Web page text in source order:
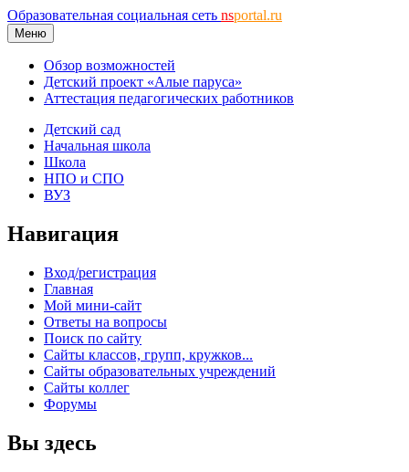
Образовательная социальная сеть nsportal.ru
Меню
Обзор возможностей
Детский проект «Алые паруса»
Аттестация педагогических работников
Детский сад
Начальная школа
Школа
НПО и СПО
ВУЗ
Навигация
Вход/регистрация
Главная
Мой мини-сайт
Ответы на вопросы
Поиск по сайту
Сайты классов, групп, кружков...
Сайты образовательных учреждений
Сайты коллег
Форумы
Вы здесь